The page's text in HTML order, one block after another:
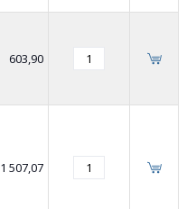
603,90
1 507,07